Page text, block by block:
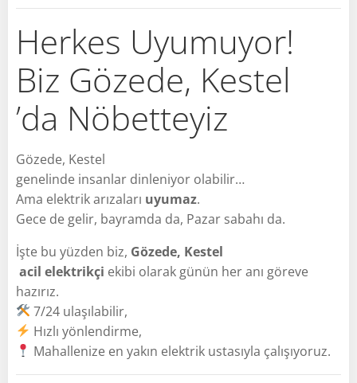
Herkes Uyumuyor!
Biz Gözede, Kestel
’da Nöbetteyiz
Gözede, Kestel
genelinde insanlar dinleniyor olabilir…
Ama elektrik arızaları uyumaz.
Gece de gelir, bayramda da, Pazar sabahı da.
İşte bu yüzden biz, Gözede, Kestel
acil elektrikçi ekibi olarak günün her anı göreve
hazırız.
7/24 ulaşılabilir,
Hızlı yönlendirme,
Mahallenize en yakın elektrik ustasıyla çalışıyoruz.